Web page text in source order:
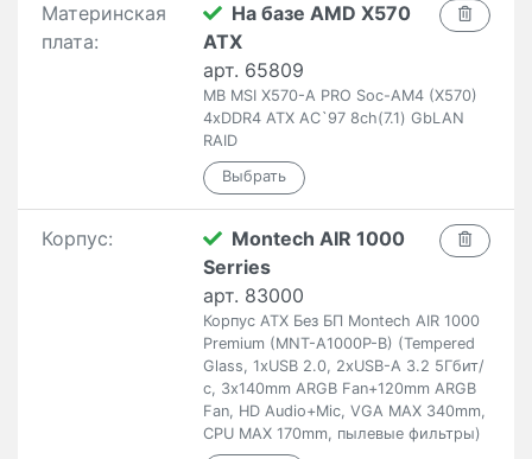
Материнская
плата:
На базе AMD X570
ATX
арт. 65809
MB MSI X570-A PRO Soc-AM4 (X570)
4xDDR4 ATX AC`97 8ch(7.1) GbLAN
RAID
Корпус:
Montech AIR 1000
Serries
арт. 83000
Корпус ATX Без БП Montech AIR 1000
Premium (MNT-A1000P-B) (Tempered
Glass, 1xUSB 2.0, 2xUSB-A 3.2 5Гбит/
с, 3x140mm ARGB Fan+120mm ARGB
Fan, HD Audio+Mic, VGA MAX 340mm,
CPU MAX 170mm, пылевые фильтры)